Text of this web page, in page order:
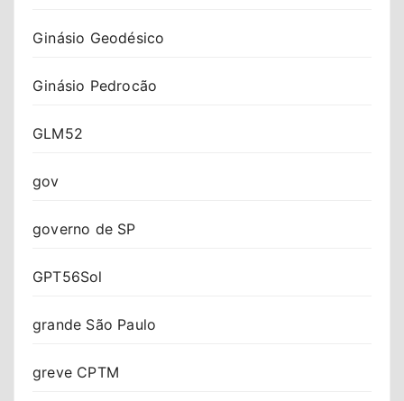
Ginásio Geodésico
Ginásio Pedrocão
GLM52
gov
governo de SP
GPT56Sol
grande São Paulo
greve CPTM